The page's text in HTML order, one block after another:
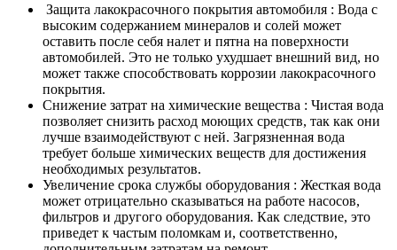
Защита лакокрасочного покрытия автомобиля : Вода с
высоким содержанием минералов и солей может
оставить после себя налет и пятна на поверхности
автомобилей. Это не только ухудшает внешний вид, но
может также способствовать коррозии лакокрасочного
покрытия.
Снижение затрат на химические вещества : Чистая вода
позволяет снизить расход моющих средств, так как они
лучше взаимодействуют с ней. Загрязненная вода
требует больше химических веществ для достижения
необходимых результатов.
Увеличение срока службы оборудования : Жесткая вода
может отрицательно сказываться на работе насосов,
фильтров и другого оборудования. Как следствие, это
приведет к частым поломкам и, соответственно,